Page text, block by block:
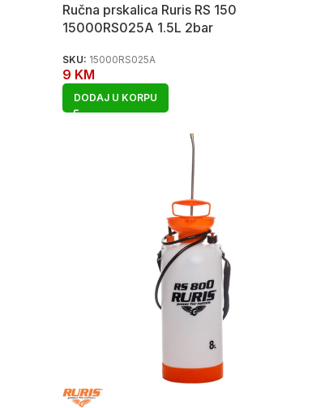
Ručna prskalica Ruris RS 150
15000RS025A 1.5L 2bar
SKU: 15000RS025A
9 KM
DODAJ U KORPU